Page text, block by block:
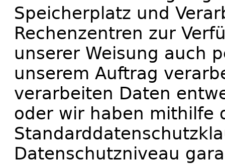
Speicherplatz und
Rechenzentren zur
unserer Weisung auch
unserem Auftrag
verarbeiten Daten
oder wir haben mithilfe
Datenschutzniveau